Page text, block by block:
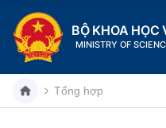
BỘ KHOA HỌC
MINISTRY OF
Tổng hợp